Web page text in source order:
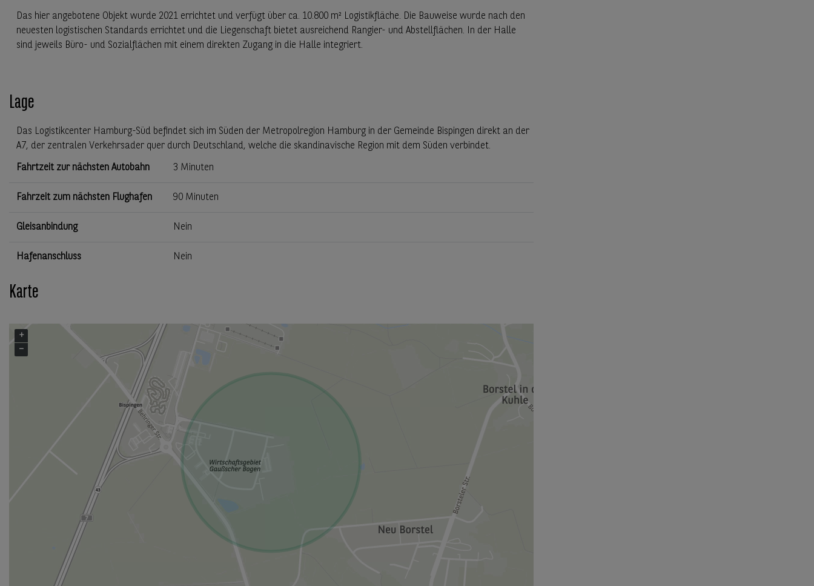
Das hier angebotene Objekt wurde 2021 errichtet und verfügt über ca. 10.800 m² Logistikfläche. Die Bauweise wurde nach den
neuesten logistischen Standards errichtet und die Liegenschaft bietet ausreichend Rangier- und Abstellflächen. In der Halle
sind jeweils Büro- und Sozialflächen mit einem direkten Zugang in die Halle integriert.
Lage
Das Logistikcenter Hamburg-Süd befindet sich im Süden der Metropolregion Hamburg in der Gemeinde Bispingen direkt an der
A7, der zentralen Verkehrsader quer durch Deutschland, welche die skandinavische Region mit dem Süden verbindet.
Fahrtzeit zur nächsten Autobahn 3 Minuten
Fahrzeit zum nächsten Flughafen 90 Minuten
Gleisanbindung Nein
Hafenanschluss Nein
Karte
+
−